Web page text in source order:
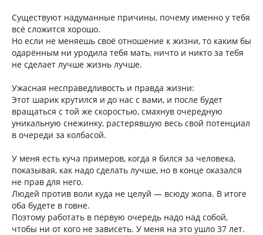
Существуют надуманные причины, почему именно у тебя
всё сложится хорошо.
Но если не меняешь своё отношение к жизни, то каким бы
одарённым ни уродила тебя мать, ничто и никто за тебя
не сделает лучше жизнь лучше.
Ужасная несправедливость и правда жизни:
Этот шарик крутился и до нас с вами, и после будет
вращаться с той же скоростью, смахнув очередную
уникальную снежинку, растерявшую весь свой потенциал
в очереди за колбасой.
У меня есть куча примеров, когда я бился за человека,
показывая, как надо сделать лучше, но в конце оказался
не прав для него.
Людей против воли куда не целуй — всюду жопа. В итоге
оба будете в говне.
Поэтому работать в первую очередь надо над собой,
чтобы ни от кого не зависеть. У меня на это ушло 37 лет.